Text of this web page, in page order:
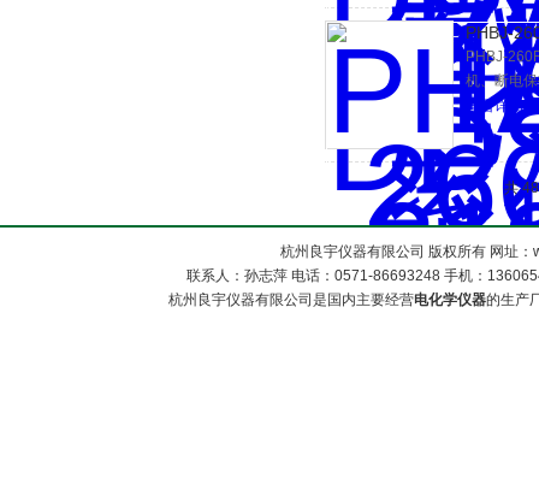
PHBJ-
PHBJ-
机、断电
查看详细
共
杭州良宇仪器有限公司 版权所有 网址
联系人：孙志萍 电话：0571-86693248 手机：
杭州良宇仪器有限公司是国内主要经营电化学仪器的生产